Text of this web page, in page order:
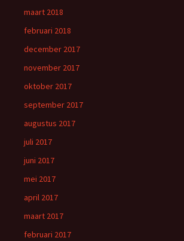
maart 2018
februari 2018
december 2017
november 2017
oktober 2017
september 2017
augustus 2017
juli 2017
juni 2017
mei 2017
april 2017
maart 2017
februari 2017